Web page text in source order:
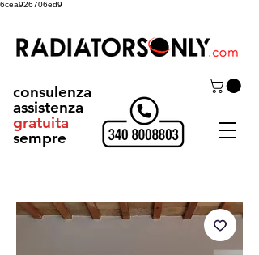
6cea926706ed9
consulenza
assistenza
gratuita
sempre